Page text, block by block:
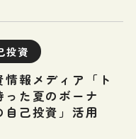
投資
情報メディア「ト
た夏のボーナ
己投資」活用